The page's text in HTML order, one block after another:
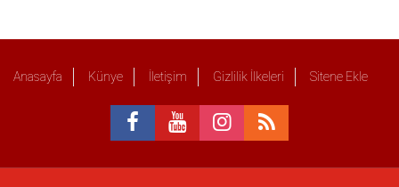
Anasayfa Künye İletişim Gizlilik İlkeleri Sitene Ekle